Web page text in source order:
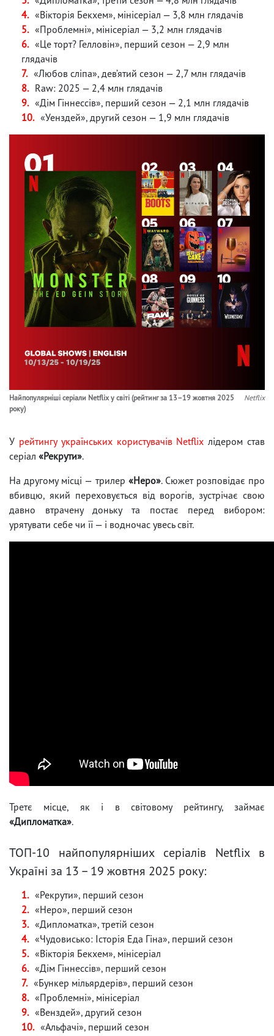
«Вікторія Бекхем», мінісеріал — 3,8 млн глядачів
«Проблемні», мінісеріал — 3,2 млн глядачів
«Це торт? Гелловін», перший сезон — 2,9 млн
глядачів
«Любов сліпа», дев’ятий сезон — 2,7 млн глядачів
Raw: 2025 — 2,4 млн глядачів
«Дім Гіннессів», перший сезон — 2,1 млн глядачів
«Уенздей», другий сезон — 1,9 млн глядачів
Найпопулярніші серіали Netflix у світі (рейтинг за 13–19 жовтня 2025
року)
Netflix
У рейтингу українських користувачів Netflix лідером став
серіал «Рекрути».
На другому місці — трилер «Неро». Сюжет розповідає про
вбивцю, який переховується від ворогів, зустрічає свою
давно втрачену доньку та постає перед вибором:
урятувати себе чи її — і водночас увесь світ.
Третє місце, як і в світовому рейтингу, займає
«Дипломатка».
ТОП-10 найпопулярніших серіалів Netflix в
Україні за 13 – 19 жовтня 2025 року:
«Рекрути», перший сезон
«Неро», перший сезон
«Дипломатка», третій сезон
«Чудовисько: Історія Еда Гіна», перший сезон
«Вікторія Бекхем», мінісеріал
«Дім Гіннессів», перший сезон
«Бункер мільярдерів», перший сезон
«Проблемні», мінісеріал
«Венздей», другий сезон
«Альфачі», перший сезон